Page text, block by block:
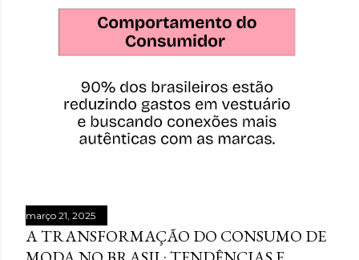
março 21, 2025
A TRANSFORMAÇÃO DO CONSUMO DE